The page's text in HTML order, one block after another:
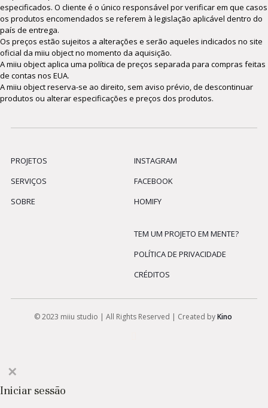
especificados. O cliente é o único responsável por verificar em que casos
os produtos encomendados se referem à legislação aplicável dentro do
país de entrega.
Os preços estão sujeitos a alterações e serão aqueles indicados no site
oficial da miiu object no momento da aquisição.
A miiu object aplica uma política de preços separada para compras feitas
de contas nos EUA.
A miiu object reserva-se ao direito, sem aviso prévio, de descontinuar
produtos ou alterar especificações e preços dos produtos.
PROJETOS
SERVIÇOS
SOBRE
INSTAGRAM
FACEBOOK
HOMIFY
TEM UM PROJETO EM MENTE?
POLÍTICA DE PRIVACIDADE
CRÉDITOS
© 2023 miiu studio | All Rights Reserved | Created byKino
✕
Iniciar sessão